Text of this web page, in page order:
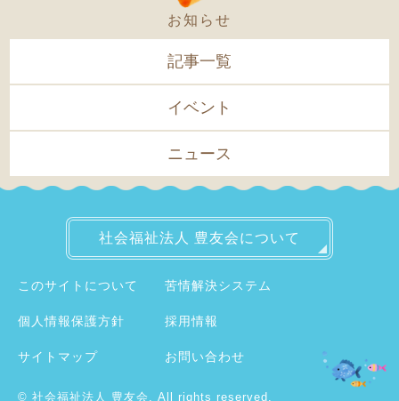
お知らせ
記事一覧
イベント
ニュース
社会福祉法人 豊友会について
このサイトについて 苦情解決システム
個人情報保護方針 採用情報
サイトマップ お問い合わせ
© 社会福祉法人 豊友会. All rights reserved.